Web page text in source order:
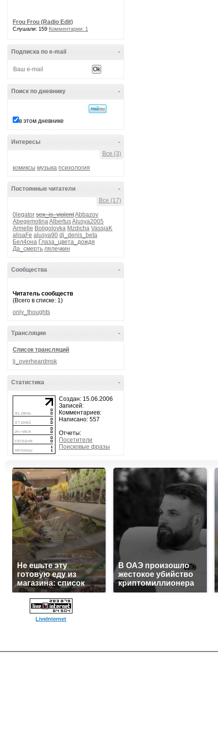
Frou Frou (Radio Edit)
Слушали: 159 Комментарии: 1
-
Подписка по e-mail
-
Поиск по дневнику
в этом дневнике
-
Интересы
Все (3)
комиксы музыка психология
-
Постоянные читатели
Все (17)
0legator sex_is_violentAbbazov
AbegemotinaAlbertusAlusya2005
Armelle Boligolovka Mzdicha VassjaK
alisaFe alusya90 dj_denis_beta
Бел4она Глаза_цвета_дождя
Да_смерть лялечкин
-
Сообщества
Читатель сообществ
(Всего в списке: 1)
only_thoughts
-
Трансляции
Список трансляций
lj_overheardmsk
-
Статистика
Создан: 15.06.2006
Записей:
Комментариев:
Написано: 557
Отчеты:
Посетители
Поисковые фразы
Не ешьте эту
готовую еду из
магазина: список
В ОАЭ произошло
жестокое убийство
криптомиллионера
LiveInternet